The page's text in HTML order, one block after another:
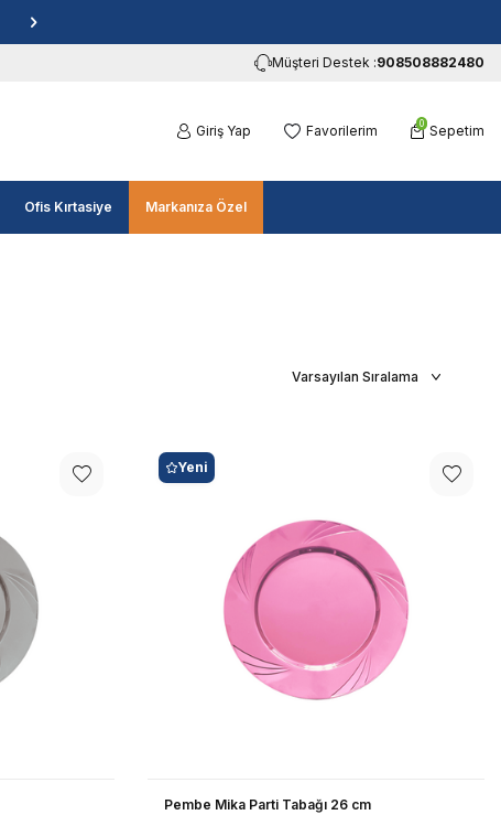
Müşteri Destek :908508882480
Giriş Yap Favorilerim 0 Sepetim
Ofis Kırtasiye Markanıza Özel
Yeni
Pembe Mika Parti Tabağı 26 cm